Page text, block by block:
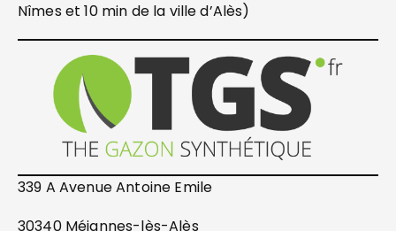
Nîmes et 10 min de la ville d’Alès)
339 A Avenue Antoine Emile
30340 Méjannes-lès-Alès